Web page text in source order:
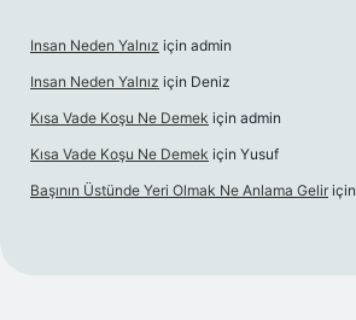
Insan Neden Yalnız için admin
Insan Neden Yalnız için Deniz
Kısa Vade Koşu Ne Demek için admin
Kısa Vade Koşu Ne Demek için Yusuf
Başının Üstünde Yeri Olmak Ne Anlama Gelir için